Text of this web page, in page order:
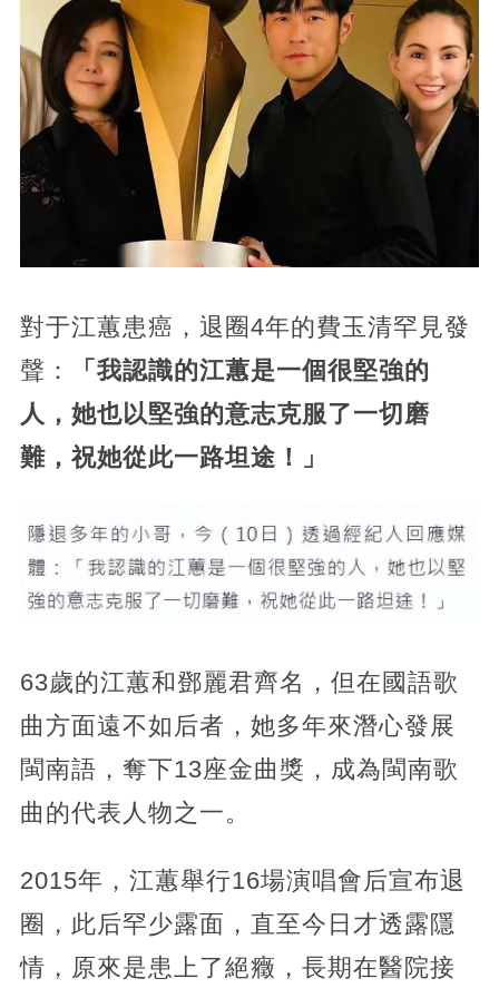
對于江蕙患癌，退圈4年的費玉清罕見發
聲：
「我認識的江蕙是一個很堅強的
人，她也以堅強的意志克服了一切磨
難，祝她從此一路坦途！」
63歲的江蕙和鄧麗君齊名，但在國語歌
曲方面遠不如后者，她多年來潛心發展
閩南語，奪下13座金曲獎，成為閩南歌
曲的代表人物之一。
2015年，江蕙舉行16場演唱會后宣布退
圈，此后罕少露面，直至今日才透露隱
情，原來是患上了絕癥，長期在醫院接